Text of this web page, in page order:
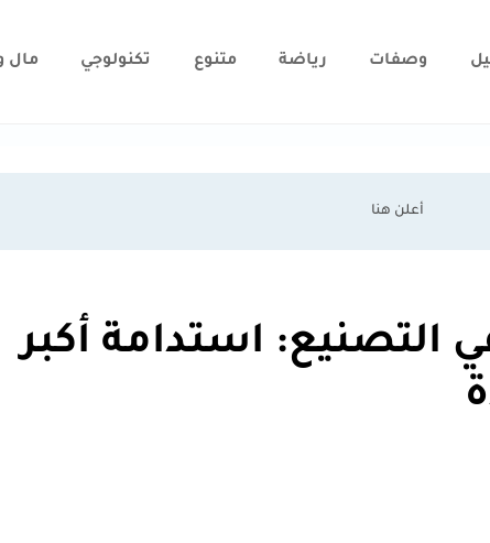
وصفات رياضة متنوع تكنولوجي مال
التصنيع: استدامة أكبر